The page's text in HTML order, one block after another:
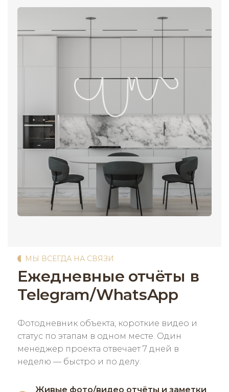
МЫ ВСЕГДА НА СВЯЗИ
Ежедневные отчёты в
Telegram/WhatsApp
Фотодневник объекта, короткие видео и
статус по этапам в одном месте. Один
менеджер проекта отвечает 7 дней в
неделю — быстро и по делу.
Живые фото/видео отчёты и заметки